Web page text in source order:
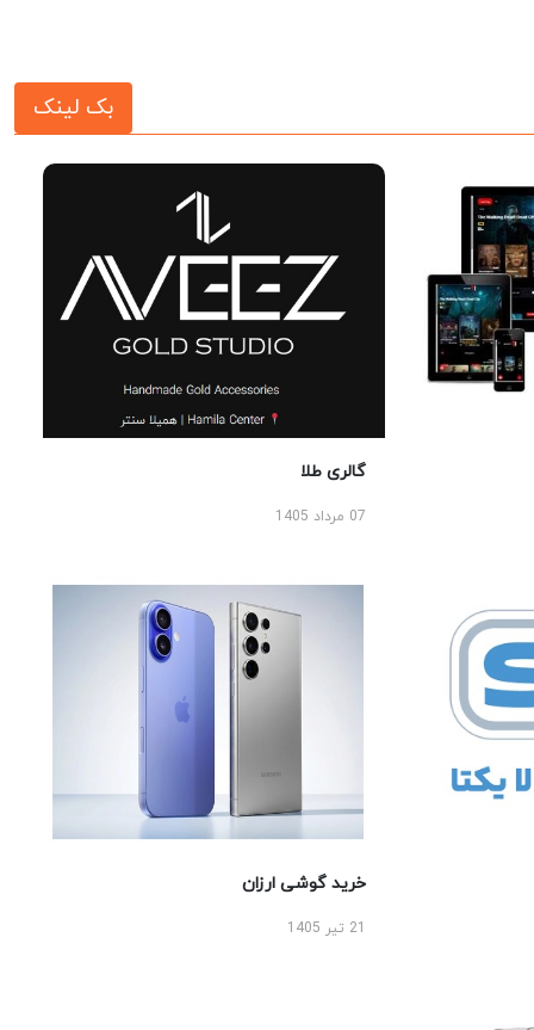
بک لینک
گالری طلا
07 مرداد 1405
خرید گوشی ارزان